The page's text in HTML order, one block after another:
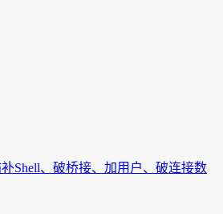
Shell、破桥接、加用户、破连接数